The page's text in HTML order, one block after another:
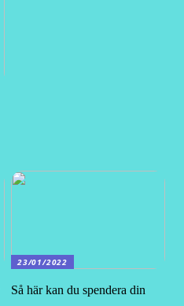
23/01/2022
Så här kan du spendera din